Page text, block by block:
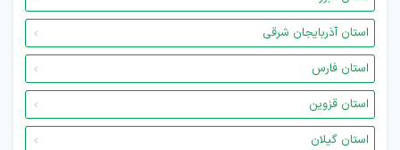
استان آذربایجان شرقی
استان فارس
استان قزوین
استان گیلان